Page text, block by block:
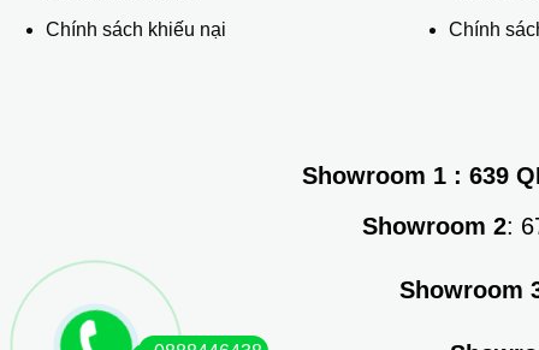
Chính sách khiếu nại Chính
Showroom 1 : 639
Showroom 2:
Showroom